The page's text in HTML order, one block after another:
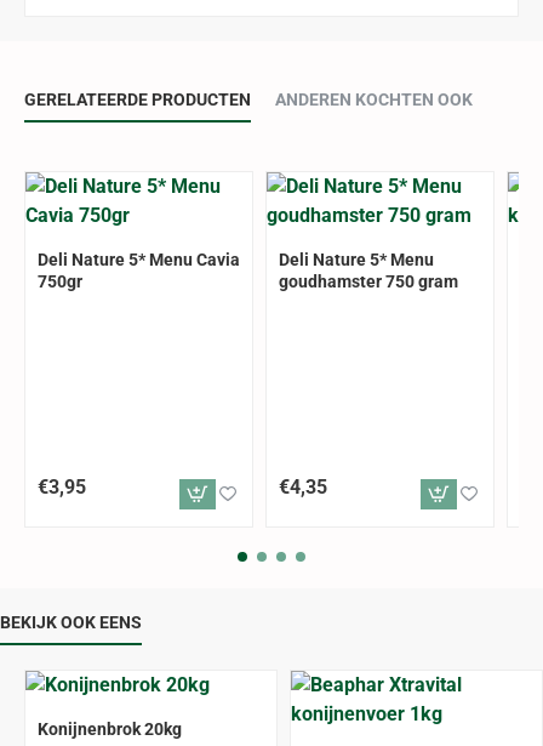
GERELATEERDE PRODUCTEN ANDEREN KOCHTEN OOK
Deli Nature 5* Menu Cavia
750gr
€3,95
Deli Nature 5* Menu
goudhamster 750 gram
€4,35
BEKIJK OOK EENS
Konijnenbrok 20kg